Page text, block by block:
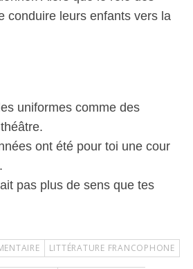
conduire leurs enfants vers la
uniformes comme des
ont été pour toi une cour
pas plus de sens que tes
LITTÉRATURE FRANCOPHONE